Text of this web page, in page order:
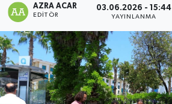
AZRA ACAR
EDITÖR
03.06.2026 - 15:44
YAYINLANMA
Özel haberler
Sağlık
Siyaset
Spor